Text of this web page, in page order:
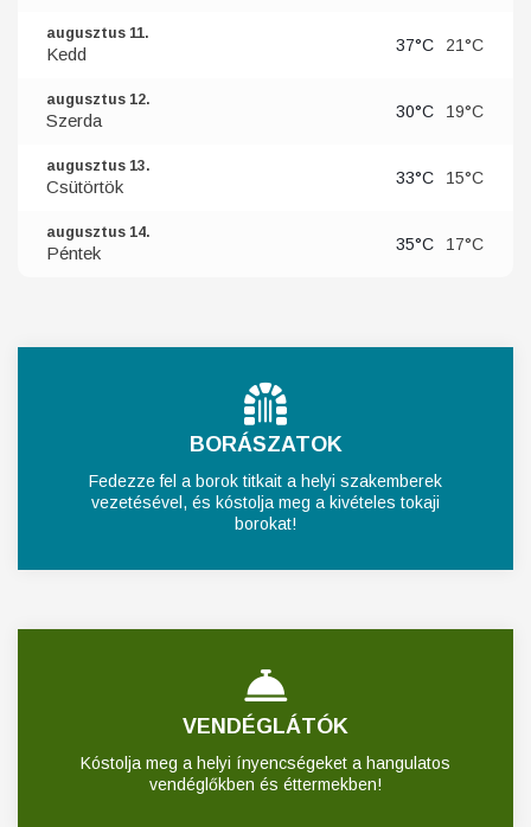
augusztus 11.
Kedd 37°C 21°C
augusztus 12.
Szerda 30°C 19°C
augusztus 13.
Csütörtök 33°C 15°C
augusztus 14.
Péntek 35°C 17°C
BORÁSZATOK
Fedezze fel a borok titkait a helyi szakemberek
vezetésével, és kóstolja meg a kivételes tokaji
borokat!
VENDÉGLÁTÓK
Kóstolja meg a helyi ínyencségeket a hangulatos
vendéglőkben és éttermekben!